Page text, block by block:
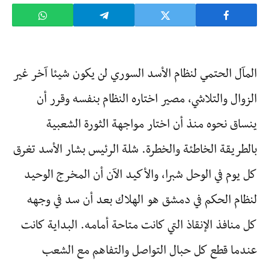
المآل الحتمي لنظام الأسد السوري لن يكون شيئا آخر غير
الزوال والتلاشي، مصير اختاره النظام بنفسه وقرر أن
ينساق نحوه منذ أن اختار مواجهة الثورة الشعبية
بالطريقة الخاطئة والخطرة. شلة الرئيس بشار الأسد تغرق
كل يوم في الوحل شبرا، والأكيد الآن أن المخرج الوحيد
لنظام الحكم في دمشق هو الهلاك بعد أن سد في وجهه
كل منافذ الإنقاذ التي كانت متاحة أمامه. البداية كانت
عندما قطع كل حبال التواصل والتفاهم مع الشعب